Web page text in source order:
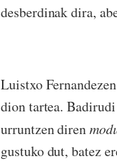
desberdinak dira,
Luistxo Fernandezen
dion tartea.
urruntzen diren
gustuko dut, batez